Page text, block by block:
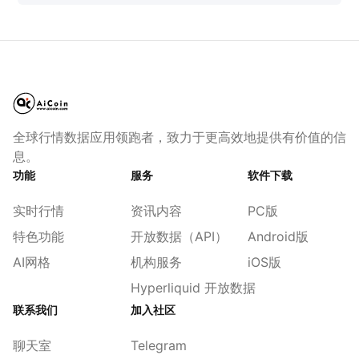
全球行情数据应用领跑者，致力于更高效地提供有价值的信
息。
功能
实时行情
特色功能
AI网格
服务
资讯内容
开放数据（API）
机构服务
Hyperliquid 开放数据
软件下载
PC版
Android版
iOS版
联系我们
聊天室
加入社区
Telegram